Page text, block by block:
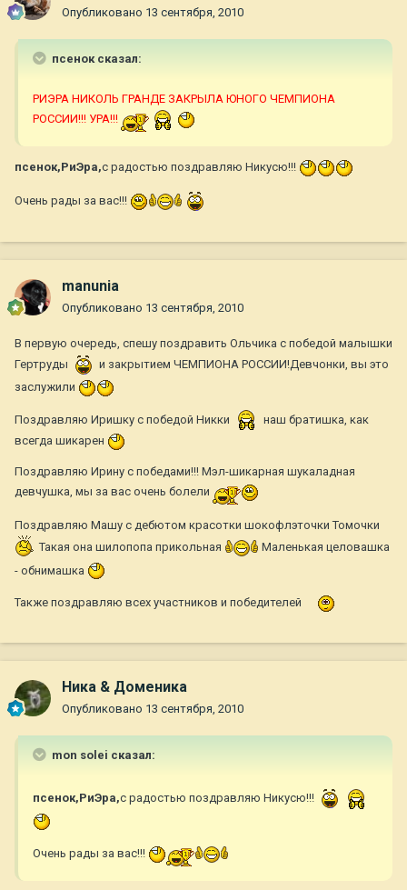
Опубликовано 13 сентября, 2010
псенок сказал:
РИЭРА НИКОЛЬ ГРАНДЕ ЗАКРЫЛА ЮНОГО ЧЕМПИОНА
РОССИИ!!! УРА!!!
псенок,РиЭра,с радостью поздравляю Никусю!!!
Очень рады за вас!!!
manunia
Опубликовано 13 сентября, 2010
В первую очередь, спешу поздравить Ольчика с победой малышки
Гертруды
и закрытием ЧЕМПИОНА РОССИИ!Девчонки, вы это
заслужили
Поздравляю Иришку с победой Никки
наш братишка, как
всегда шикарен
Поздравляю Ирину с победами!!! Мэл-шикарная шукаладная
девчушка, мы за вас очень болели
Поздравляю Машу с дебютом красотки шокофлэточки Томочки
Такая она шилопопа прикольная
Маленькая целовашка
- обнимашка
Также поздравляю всех участников и победителей
Ника & Доменика
Опубликовано 13 сентября, 2010
mon solei сказал:
псенок,РиЭра,с радостью поздравляю Никусю!!!
Очень рады за вас!!!